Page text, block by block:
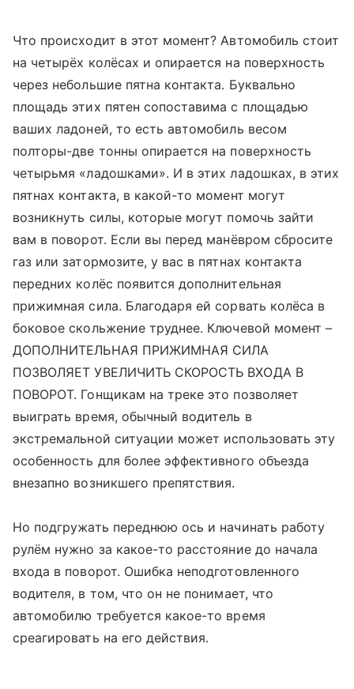
Что происходит в этот момент? Автомобиль стоит
на четырёх колёсах и опирается на поверхность
через небольшие пятна контакта. Буквально
площадь этих пятен сопоставима с площадью
ваших ладоней, то есть автомобиль весом
полторы-две тонны опирается на поверхность
четырьмя «ладошками». И в этих ладошках, в этих
пятнах контакта, в какой-то момент могут
возникнуть силы, которые могут помочь зайти
вам в поворот. Если вы перед манёвром сбросите
газ или затормозите, у вас в пятнах контакта
передних колёс появится дополнительная
прижимная сила. Благодаря ей сорвать колёса в
боковое скольжение труднее. Ключевой момент –
ДОПОЛНИТЕЛЬНАЯ ПРИЖИМНАЯ СИЛА
ПОЗВОЛЯЕТ УВЕЛИЧИТЬ СКОРОСТЬ ВХОДА В
ПОВОРОТ. Гонщикам на треке это позволяет
выиграть время, обычный водитель в
экстремальной ситуации может использовать эту
особенность для более эффективного объезда
внезапно возникшего препятствия.
Но подгружать переднюю ось и начинать работу
рулём нужно за какое-то расстояние до начала
входа в поворот. Ошибка неподготовленного
водителя, в том, что он не понимает, что
автомобилю требуется какое-то время
среагировать на его действия.